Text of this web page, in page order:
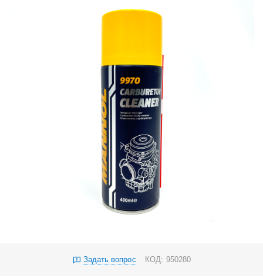
Задать вопрос КОД: 950280